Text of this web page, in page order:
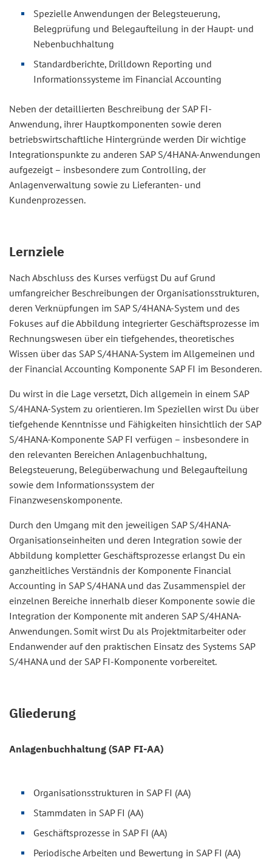
Spezielle Anwendungen der Belegsteuerung,
Belegprüfung und Belegaufteilung in der Haupt- und
Nebenbuchhaltung
Standardberichte, Drilldown Reporting und
Informationssysteme im Financial Accounting
Neben der detaillierten Beschreibung der SAP FI-
Anwendung, ihrer Hauptkomponenten sowie deren
betriebswirtschaftliche Hintergründe werden Dir wichtige
Integrationspunkte zu anderen SAP S/4HANA-Anwendungen
aufgezeigt – insbesondere zum Controlling, der
Anlagenverwaltung sowie zu Lieferanten- und
Kundenprozessen.
Lernziele
Nach Abschluss des Kurses verfügst Du auf Grund
umfangreicher Beschreibungen der Organisationsstrukturen,
deren Verknüpfungen im SAP S/4HANA-System und des
Fokuses auf die Abbildung integrierter Geschäftsprozesse im
Rechnungswesen über ein tiefgehendes, theoretisches
Wissen über das SAP S/4HANA-System im Allgemeinen und
der Financial Accounting Komponente SAP FI im Besonderen.
Du wirst in die Lage versetzt, Dich allgemein in einem SAP
S/4HANA-System zu orientieren. Im Speziellen wirst Du über
tiefgehende Kenntnisse und Fähigkeiten hinsichtlich der SAP
S/4HANA-Komponente SAP FI verfügen – insbesondere in
den relevanten Bereichen Anlagenbuchhaltung,
Belegsteuerung, Belegüberwachung und Belegaufteilung
sowie dem Informationssystem der
Finanzwesenskomponente.
Durch den Umgang mit den jeweiligen SAP S/4HANA-
Organisationseinheiten und deren Integration sowie der
Abbildung kompletter Geschäftsprozesse erlangst Du ein
ganzheitliches Verständnis der Komponente Financial
Accounting in SAP S/4HANA und das Zusammenspiel der
einzelnen Bereiche innerhalb dieser Komponente sowie die
Integration der Komponente mit anderen SAP S/4HANA-
Anwendungen. Somit wirst Du als Projektmitarbeiter oder
Endanwender auf den praktischen Einsatz des Systems SAP
S/4HANA und der SAP FI-Komponente vorbereitet.
Gliederung
Anlagenbuchhaltung (SAP FI-AA)
Organisationsstrukturen in SAP FI (AA)
Stammdaten in SAP FI (AA)
Geschäftsprozesse in SAP FI (AA)
Periodische Arbeiten und Bewertung in SAP FI (AA)